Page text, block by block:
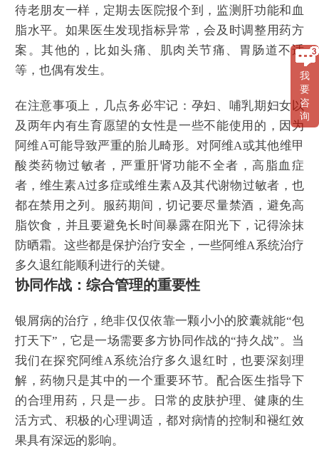
待老朋友一样，定期去医院报个到，监测肝功能和血
脂水平。如果医生发现指标异常，会及时调整用药方
案。其他的，比如头痛、肌肉关节痛、胃肠道不适
等，也偶有发生。
在注意事项上，几点务必牢记：孕妇、哺乳期妇女以
及两年内有生育愿望的女性是一些不能使用的，因为
阿维A可能导致严重的胎儿畸形。对阿维A或其他维甲
酸类药物过敏者，严重肝肾功能不全者，高脂血症
者，维生素A过多症或维生素A及其代谢物过敏者，也
都在禁用之列。服药期间，切记要尽量禁酒，避免高
脂饮食，并且要避免长时间暴露在阳光下，记得涂抹
防晒霜。这些都是保护治疗安全，一些阿维A系统治疗
多久退红能顺利进行的关键。
协同作战：综合管理的重要性
银屑病的治疗，绝非仅仅依靠一颗小小的胶囊就能“包
打天下”，它是一场需要多方协同作战的“持久战”。当
我们在探究阿维A系统治疗多久退红时，也要深刻理
解，药物只是其中的一个重要环节。配合医生指导下
的合理用药，只是一步。日常的皮肤护理、健康的生
活方式、积极的心理调适，都对病情的控制和褪红效
果具有深远的影响。
我
要
咨
询